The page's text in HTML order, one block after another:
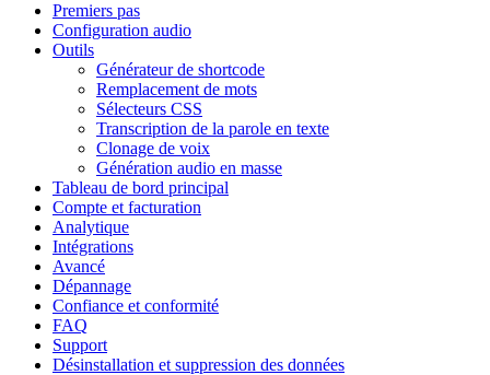
Premiers pas
Configuration audio
Outils
Générateur de shortcode
Remplacement de mots
Sélecteurs CSS
Transcription de la parole en texte
Clonage de voix
Génération audio en masse
Tableau de bord principal
Compte et facturation
Analytique
Intégrations
Avancé
Dépannage
Confiance et conformité
FAQ
Support
Désinstallation et suppression des données